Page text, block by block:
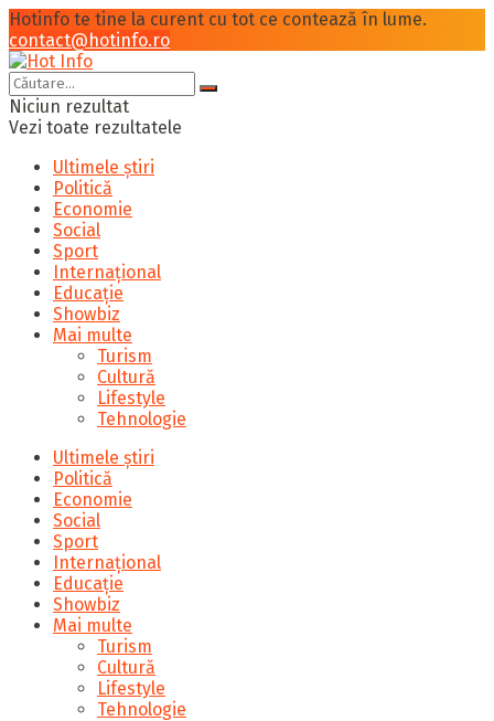
Hotinfo te tine la curent cu tot ce contează în lume.
contact@hotinfo.ro
Niciun rezultat
Vezi toate rezultatele
Ultimele știri
Politică
Economie
Social
Sport
Internațional
Educație
Showbiz
Mai multe
Turism
Cultură
Lifestyle
Tehnologie
Ultimele știri
Politică
Economie
Social
Sport
Internațional
Educație
Showbiz
Mai multe
Turism
Cultură
Lifestyle
Tehnologie